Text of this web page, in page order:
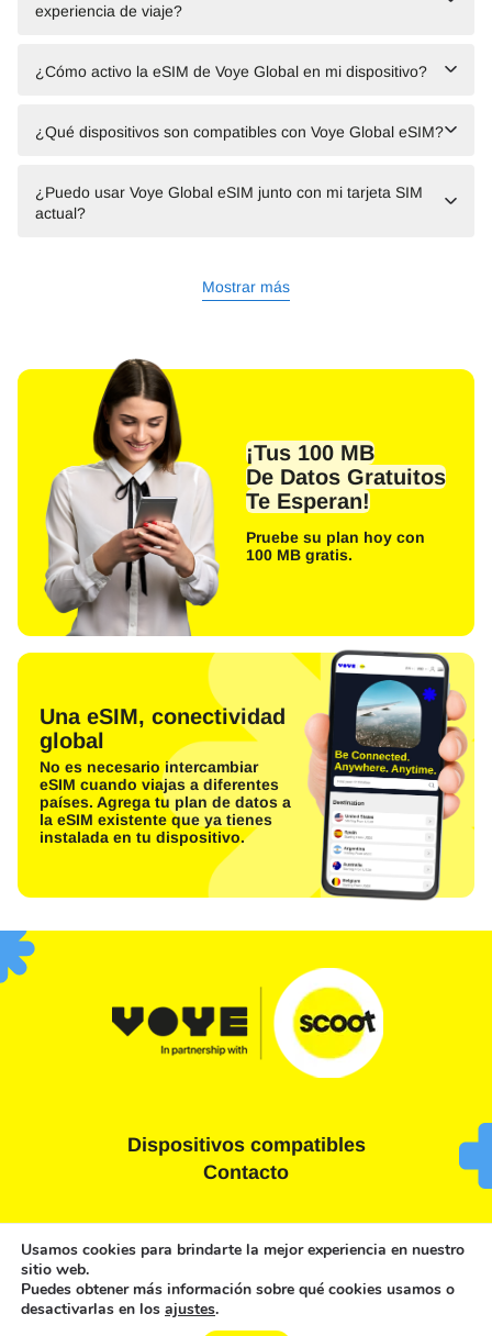
experiencia de viaje?
¿Cómo activo la eSIM de Voye Global en mi dispositivo?
¿Qué dispositivos son compatibles con Voye Global eSIM?
¿Puedo usar Voye Global eSIM junto con mi tarjeta SIM
actual?
Mostrar más
¡Tus 100 MB
De Datos Gratuitos
Te Esperan!
Pruebe su plan hoy con
100 MB gratis.
Una eSIM, conectividad
global
No es necesario intercambiar
eSIM cuando viajas a diferentes
países. Agrega tu plan de datos a
la eSIM existente que ya tienes
instalada en tu dispositivo.
Dispositivos compatibles
Contacto
Política de cookies
Usamos cookies para brindarte la mejor experiencia en nuestro
sitio web.
Puedes obtener más información sobre qué cookies usamos o
desactivarlas en los ajustes.